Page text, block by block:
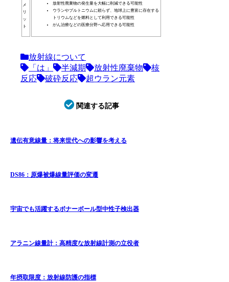
メ
リ
ッ
ト
放射性廃棄物の発生量を大幅に削減できる可能性
ウランやプルトニウムに頼らず、地球上に豊富に存在する
トリウムなどを燃料として利用できる可能性
がん治療などの医療分野へ応用できる可能性
放射線について
「は」
半減期 放射性廃棄物
核
反応
破砕反応 超ウラン元素
関連する記事
遺伝有意線量：将来世代への影響を考える
DS86：原爆被爆線量評価の変遷
宇宙でも活躍するボナーボール型中性子検出器
アラニン線量計：高精度な放射線計測の立役者
年摂取限度：放射線防護の指標